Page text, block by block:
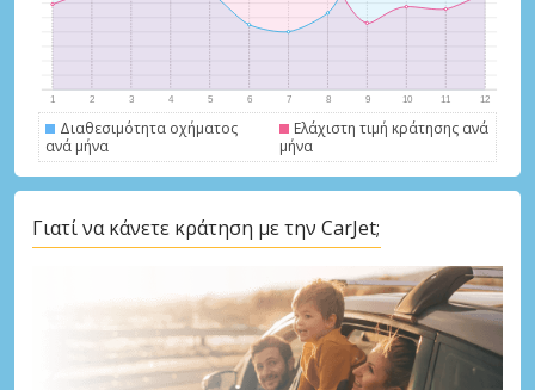
Αποκτήστε πρόσβαση σε αποκλειστικές
προσφορές συνεργατών
Διαθεσιμότητα οχήματος
ανά μήνα
Ελάχιστη τιμή κράτησης ανά
μήνα
Γιατί να κάνετε κράτηση με την CarJet;